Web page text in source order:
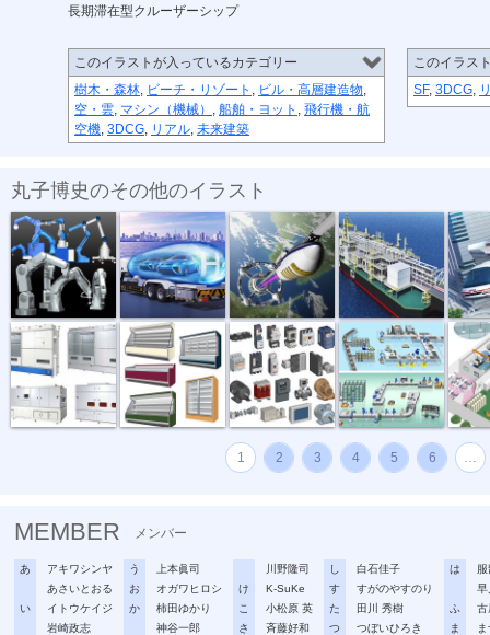
長期滞在型クルーザーシップ
このイラストが入っているカテゴリー
樹木・森林, ビーチ・リゾート , ビル・高層建造物,
空・雲, マシン（機械） , 船舶・ヨット , 飛行機・航
空機, 3DCG, リアル, 未来建築
このイラス
SF, 3DCG,
丸子博史のその他のイラスト
アームロボ... 水素タンクロ... 宇宙エレベー...
計測器械 食品ケース 電子機器 生産ライン 生産
1 2 3 4 5 6 …
MEMBER メンバー
あ
アキワシンヤ
あさいとおる
い
イトウケイジ
岩崎政志
う
上本眞司
お
オガワヒロシ
か
柿田ゆかり
神谷一郎
川野隆司
け
K-SuKe
こ
小松原 英
さ
斉藤好和
し
白石佳子
す
すがのやすのり
た
田川 秀樹
つ
つぼいひろき
は
早
ふ
古
ま